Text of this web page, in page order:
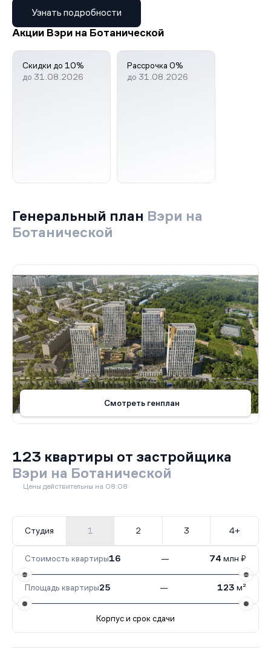
Узнать подробности
Акции Вэри на Ботанической
Скидки до 10%
до 31.08.2026
Рассрочка 0%
до 31.08.2026
Генеральный план Вэри на
Ботанической
Смотреть генплан
123 квартиры от застройщика
Вэри на Ботанической
Цены действительны на 08.08
Студия 1 2 3 4+
Стоимость квартиры16 — 74 млн ₽
Площадь квартиры25 — 123 м²
Корпус и срок сдачи
21 кв.Сдан